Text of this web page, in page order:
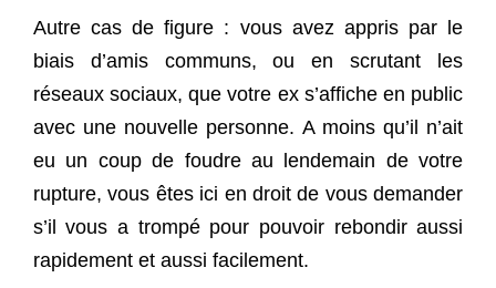
Autre cas de figure : vous avez appris par le
biais d’amis communs, ou en scrutant les
réseaux sociaux, que votre ex s’affiche en public
avec une nouvelle personne. A moins qu’il n’ait
eu un coup de foudre au lendemain de votre
rupture, vous êtes ici en droit de vous demander
s’il vous a trompé pour pouvoir rebondir aussi
rapidement et aussi facilement.